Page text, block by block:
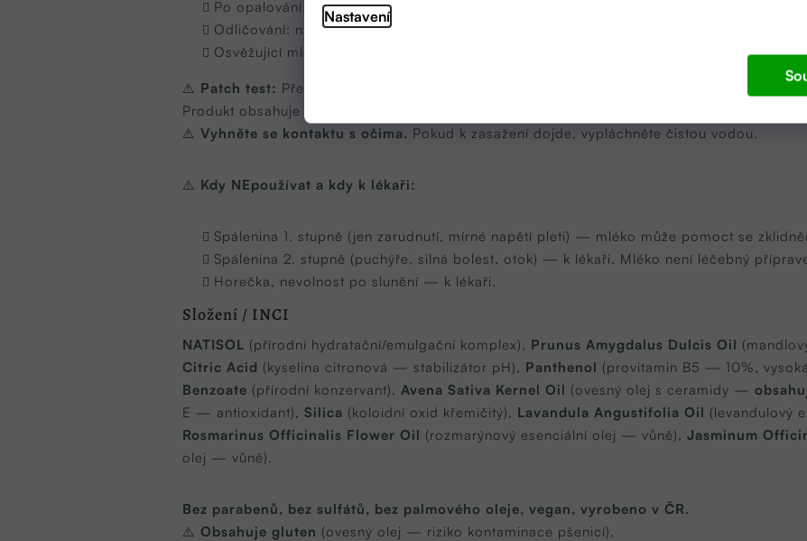
Nastavení
Po opalování: naneste na celé tělo večer po sprše. Pokožka získá hydrataci a pocit
Odličování: naneste na obličej, jemně vmasírujte a setřete vatovou peletkou. Olejová
Osvěžující mléko: ráno nebo přes den jako rychlé hydratační mléko na obličej.
⚠️ Patch test: Před prvním použitím naneste malé množství na vnitřní stranu předloktí,
Produkt obsahuje
⚠️ Vyhněte se kontaktu s očima. Pokud k zasažení dojde, vypláchněte čistou vodou.
⚠️ Kdy NEpoužívat a kdy k lékaři:
Spálenina 1. stupně (jen zarudnutí, mírné napětí pleti) — mléko může pomoct se
Spálenina 2. stupně (puchýře, silná bolest, otok) — k lékaři. Mléko není léčebný
Horečka, nevolnost po slunění — k lékaři.
Složení / INCI
NATISOL (přírodní hydratační/emulgační komplex), Prunus Amygdalus Dulcis Oil
Citric Acid (kyselina citronová — stabilizátor pH), Panthenol (provitamin B5 — 10%,
Benzoate (přírodní konzervant), Avena Sativa Kernel Oil (ovesný olej s ceramidy —
E — antioxidant), Silica (koloidní oxid křemičitý), Lavandula Angustifolia Oil (levandulový
Rosmarinus Officinalis Flower Oil (rozmarýnový esenciální olej — vůně), Jasminum
olej — vůně).
Bez parabenů, bez sulfátů, bez palmového oleje, vegan, vyrobeno v ČR.
⚠️ Obsahuje gluten (ovesný olej — riziko kontaminace pšenicí).